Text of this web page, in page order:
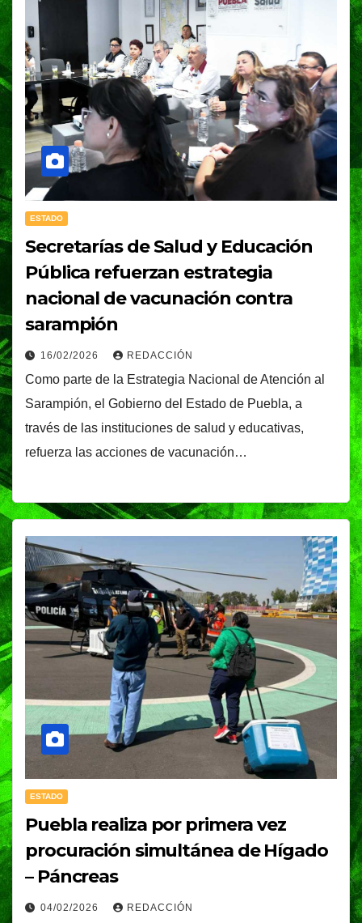
ESTADO
Secretarías de Salud y Educación
Pública refuerzan estrategia
nacional de vacunación contra
sarampión
16/02/2026 REDACCIÓN
Como parte de la Estrategia Nacional de Atención al
Sarampión, el Gobierno del Estado de Puebla, a
través de las instituciones de salud y educativas,
refuerza las acciones de vacunación…
ESTADO
Puebla realiza por primera vez
procuración simultánea de Hígado
– Páncreas
04/02/2026 REDACCIÓN